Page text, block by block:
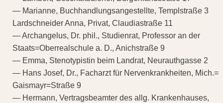
— Marianne, Buchhandlungsangestellte, Templstraße 3
Lardschneider Anna, Privat, Claudiastraße 11
— Archangelus, Dr. phil., Studienrat, Professor an der
Staats=Oberrealschule a. D., Anichstraße 9
— Emma, Stenotypistin beim Landrat, Neurauthgasse 2
— Hans Josef, Dr., Facharzt für Nervenkrankheiten, Mich.=
Gaismayr=Straße 9
— Hermann, Vertragsbeamter des allg. Krankenhauses,